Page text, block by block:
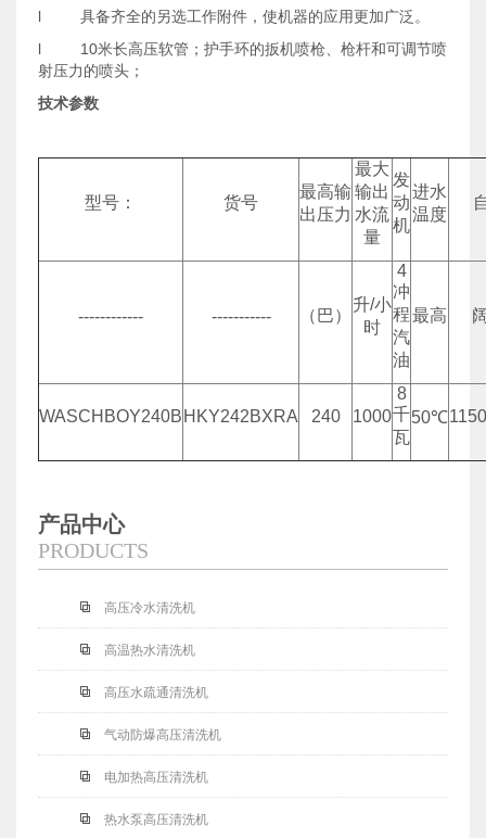
l 具备齐全的另选工作附件，使机器的应用更加广泛。
l 10米长高压软管；护手环的扳机喷枪、枪杆和可调节喷
射压力的喷头；
技术参数
型号： 货号
最高输
出压力
最大
输出
水流
量
发
动
机
进水
温度
------------ ----------- （巴）
升/小
时
4
冲
程
汽
油
最高
WASCHBOY240B HKY242BXRA 240 1000
8
千
瓦
50℃
产品中心
PRODUCTS
高压冷水清洗机
高温热水清洗机
高压水疏通清洗机
气动防爆高压清洗机
电加热高压清洗机
热水泵高压清洗机